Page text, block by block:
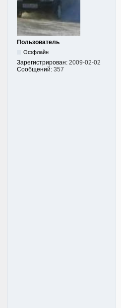
Пользователь
Оффлайн
Зарегистрирован: 2009-02-02
Сообщений: 357